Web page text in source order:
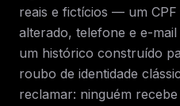
reais e fictícios — um
alterado, telefone e e-
um histórico construído
roubo de identidade
reclamar: ninguém